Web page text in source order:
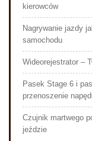
kierowców
Nagrywanie jazdy
samochodu
Wideorejestrator –
Pasek Stage 6 i
przenoszenie
Czujnik martwego
jeździe